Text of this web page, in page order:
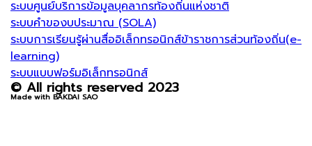
ระบบศูนย์บริการข้อมูลบุคลากรท้องถิ่นแห่งชาติ
ระบบคำของบประมาณ (SOLA)
ระบบการเรียนรู้ผ่านสื่ออิเล็กทรอนิกส์ข้าราชการส่วนท้องถิ่น(e-
learning)
ระบบแบบฟอร์มอิเล็กทรอนิกส์
© All rights reserved 2023
Made with BAKDAI SAO